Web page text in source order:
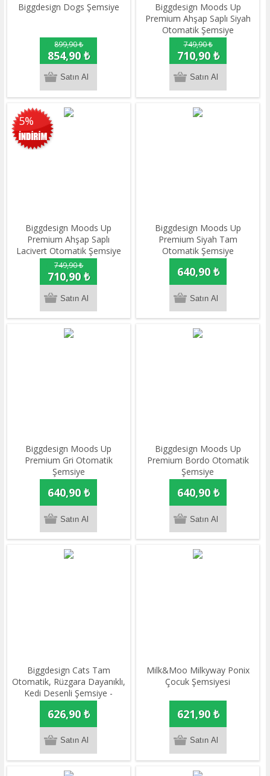
Biggdesign Dogs Şemsiye
899,90 ₺
854,90 ₺
Biggdesign Moods Up
Premium Ahşap Saplı Siyah
Otomatik Şemsiye
749,90 ₺
710,90 ₺
5%
Biggdesign Moods Up
Premium Ahşap Saplı
Lacivert Otomatik Şemsiye
749,90 ₺
710,90 ₺
Biggdesign Moods Up
Premium Siyah Tam
Otomatik Şemsiye
640,90 ₺
Biggdesign Moods Up
Premium Gri Otomatik
Şemsiye
640,90 ₺
Biggdesign Moods Up
Premium Bordo Otomatik
Şemsiye
640,90 ₺
Biggdesign Cats Tam
Otomatik, Rüzgara Dayanıklı,
Kedi Desenli Şemsiye -
Kompakt ve Şık Tasarım
626,90 ₺
Milk&Moo Milkyway Ponix
Çocuk Şemsiyesi
621,90 ₺